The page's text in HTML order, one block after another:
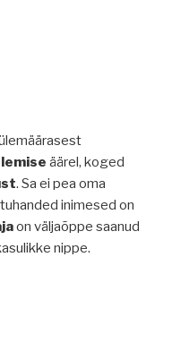
äärel, koged
. Sa ei pea oma
inimesed on
on väljaõppe saanud
nippe.